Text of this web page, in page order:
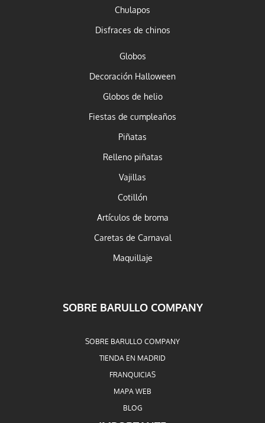
Chulapos
Disfraces de chinos
Globos
Decoración Halloween
Globos de helio
Fiestas de cumpleaños
Piñatas
Relleno piñatas
Vajillas
Cotillón
Artículos de broma
Caretas de Carnaval
Maquillaje
SOBRE BARULLO COMPANY
SOBRE BARULLO COMPANY
TIENDA EN MADRID
FRANQUICIAS
MAPA WEB
BLOG